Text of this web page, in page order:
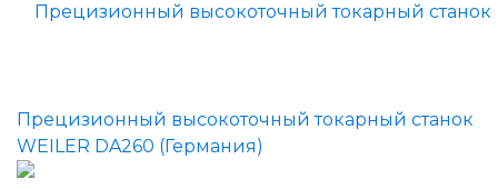
Прецизионный высокоточный токарный станок
WEILER DA260 (Германия)